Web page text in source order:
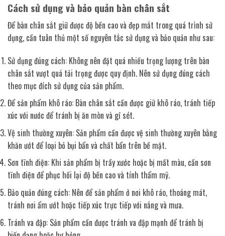
Cách sử dụng và bảo quản bàn chân sắt
Để bàn chân sắt giữ được độ bền cao và đẹp mắt trong quá trình sử
dụng, cần tuân thủ một số nguyên tắc sử dụng và bảo quản như sau:
Sử dụng đúng cách: Không nên đặt quá nhiều trọng lượng trên bàn
chân sắt vượt quá tải trọng được quy định. Nên sử dụng đúng cách
theo mục đích sử dụng của sản phẩm.
Để sản phẩm khô ráo: Bàn chân sắt cần được giữ khô ráo, tránh tiếp
xúc với nước để tránh bị ăn mòn và gỉ sét.
Vệ sinh thường xuyên: Sản phẩm cần được vệ sinh thường xuyên bằng
khăn ướt để loại bỏ bụi bẩn và chất bẩn trên bề mặt.
Sơn tĩnh điện: Khi sản phẩm bị trầy xước hoặc bị mất màu, cần sơn
tĩnh điện để phục hồi lại độ bền cao và tính thẩm mỹ.
Bảo quản đúng cách: Nên để sản phẩm ở nơi khô ráo, thoáng mát,
tránh nơi ẩm ướt hoặc tiếp xúc trực tiếp với nắng và mưa.
Tránh va đập: Sản phẩm cần được tránh va đập mạnh để tránh bị